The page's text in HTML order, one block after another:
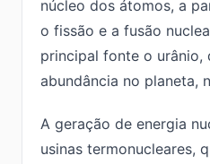
núcleo dos átomos, a
o fissão e a fusão
principal fonte o urânio,
abundância no planeta,
A geração de energia
usinas termonucleares,